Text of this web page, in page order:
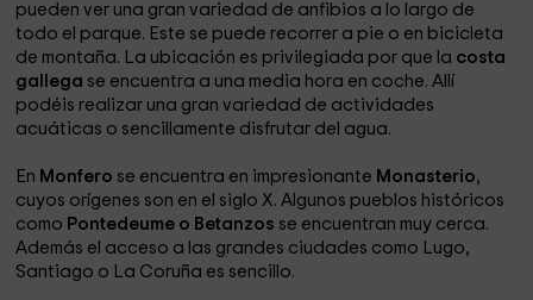
pueden ver una gran variedad de anfibios a lo largo de
todo el parque. Este se puede recorrer a pie o en bicicleta
de montaña. La ubicación es privilegiada por que la costa
gallega se encuentra a una media hora en coche. Allí
podéis realizar una gran variedad de actividades
acuáticas o sencillamente disfrutar del agua.
En Monfero se encuentra en impresionante Monasterio,
cuyos orígenes son en el siglo X. Algunos pueblos históricos
como Pontedeume o Betanzos se encuentran muy cerca.
Además el acceso a las grandes ciudades como Lugo,
Santiago o La Coruña es sencillo.